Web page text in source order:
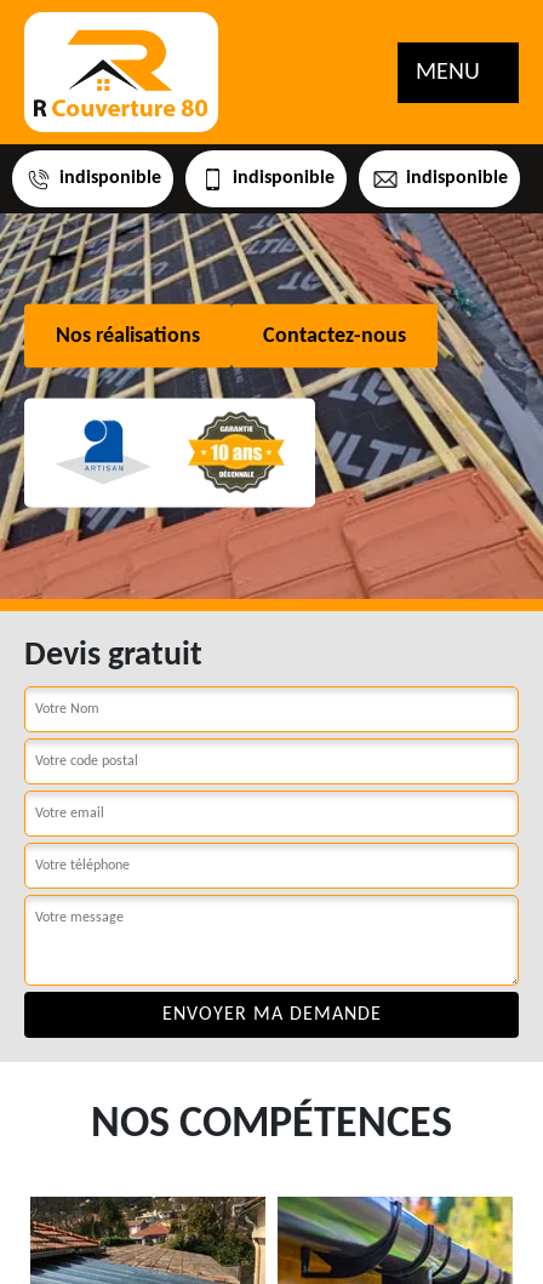
MENU
indisponible indisponible indisponible
Nos réalisations Contactez-nous
Devis gratuit
NOS COMPÉTENCES